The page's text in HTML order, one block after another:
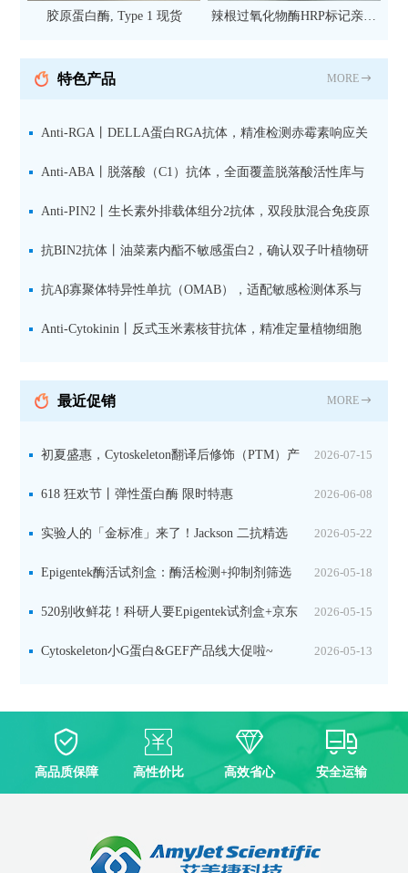
胶原蛋白酶, Type 1 现货
辣根过氧化物酶HRP标记亲和
抗 现货
特色产品 MORE
Anti-RGA丨DELLA蛋白RGA抗体，精准检测赤霉素响应关
键抑制因子
Anti-ABA丨脱落酸（C1）抗体，全面覆盖脱落酸活性库与
储存库
Anti-PIN2丨生长素外排载体组分2抗体，双段肽混合免疫原
设计方案
抗BIN2抗体丨油菜素内酯不敏感蛋白2，确认双子叶植物研
究数据特异性
抗Aβ寡聚体特异性单抗（OMAB），适配敏感检测体系与
活细胞实验
Anti-Cytokinin丨反式玉米素核苷抗体，精准定量植物细胞
最近促销 MORE
2026-07-15
初夏盛惠，Cytoskeleton翻译后修饰（PTM）产
品线放价啦！ 2026-06-08
618 狂欢节丨弹性蛋白酶 限时特惠
2026-05-22
实验人的「金标准」来了！Jackson 二抗精选
限时一口价，手慢无！ 2026-05-18
Epigentek酶活试剂盒：酶活检测+抑制剂筛选
双赋能，下单即赠京东卡 2026-05-15
520别收鲜花！科研人要Epigentek试剂盒+京东
卡！ 2026-05-13
Cytoskeleton小G蛋白&GEF产品线大促啦~
高品质保障 高性价比 高效省心 安全运输